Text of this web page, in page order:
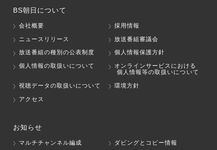
BS朝日について
会社概要
採用情報
ニュースリリース
放送番組審議会
放送番組の種別の公表制度
個人情報保護方針
個人情報の取扱いについて
オンラインサービスにおける
個人情報等の取扱いについて
視聴データの取扱いについて
環境方針
アクセス
お知らせ
マルチチャンネル編成 ダビングとコピー情報